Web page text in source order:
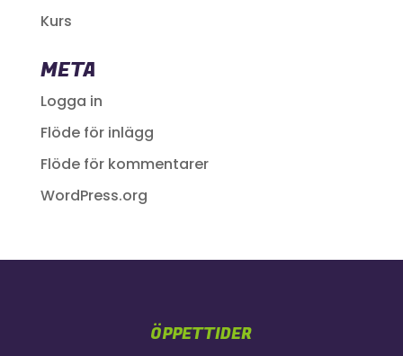
Kurs
META
Logga in
Flöde för inlägg
Flöde för kommentarer
WordPress.org
ÖPPETTIDER